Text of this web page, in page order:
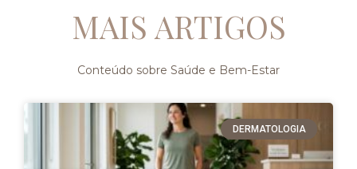
MAIS ARTIGOS
Conteúdo sobre Saúde e Bem-Estar
DERMATOLOGIA